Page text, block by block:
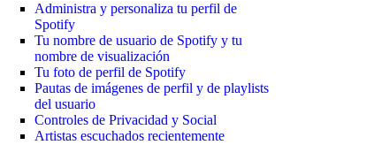
Administra y personaliza tu perfil de
Spotify
Tu nombre de usuario de Spotify y tu
nombre de visualización
Tu foto de perfil de Spotify
Pautas de imágenes de perfil y de playlists
del usuario
Controles de Privacidad y Social
Artistas escuchados recientemente